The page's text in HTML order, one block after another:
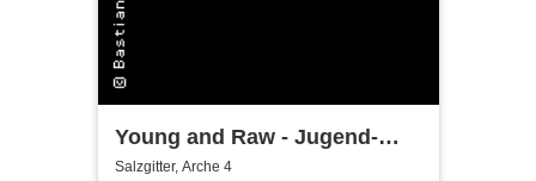
Young and Raw - Jugend-
Konzert
Salzgitter, Arche 4